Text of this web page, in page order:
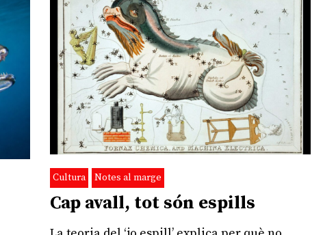
Cultura Notes al marge
Cap avall, tot són espills